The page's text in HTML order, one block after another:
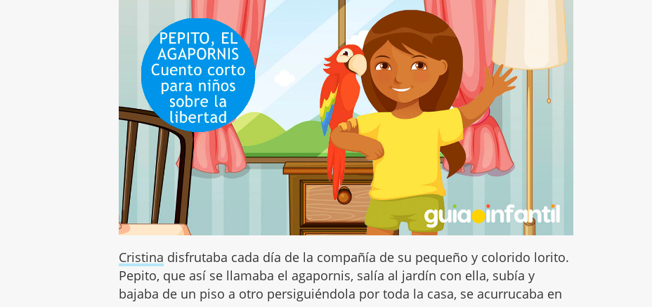
Cristina disfrutaba cada día de la compañía de su pequeño y colorido lorito.
Pepito, que así se llamaba el agapornis, salía al jardín con ella, subía y
bajaba de un piso a otro persiguiéndola por toda la casa, se acurrucaba en